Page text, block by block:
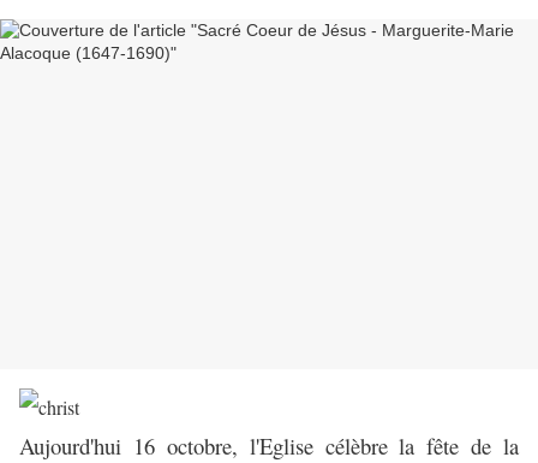
Aujourd'hui 16 octobre, l'Eglise célèbre la fête de la